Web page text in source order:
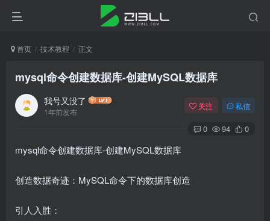
首页 技术教程 正文
mysql命令创建数据库-创建MySQL数据库
我号又没了
1年前发布
关注 私信
0 94 0
mysql命令创建数据库-创建MySQL数据库
创造数据奇迹：MySQL命令下的数据库创造
引人入胜：